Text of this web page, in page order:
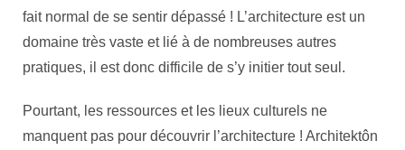
fait normal de se sentir dépassé ! L’architecture est un
domaine très vaste et lié à de nombreuses autres
pratiques, il est donc difficile de s’y initier tout seul.
Pourtant, les ressources et les lieux culturels ne
manquent pas pour découvrir l’architecture ! Architektôn